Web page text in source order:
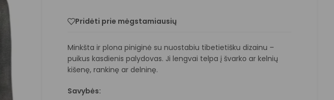
Pridėti prie mėgstamiausių
Minkšta ir plona piniginė su nuostabiu tibetietišku dizainu –
puikus kasdienis palydovas. Ji lengvai telpa į švarko ar kelnių
kišenę, rankinę ar delninę.
Savybės: